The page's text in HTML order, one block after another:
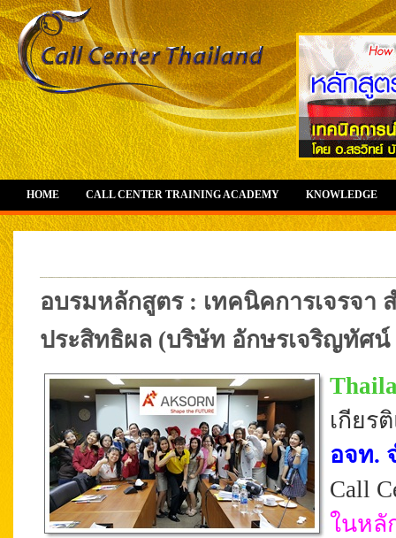
HOME CALL CENTER TRAINING ACADEMY KNOWLEDGE
อบรมหลักสูตร : เทคนิคการเจรจา
ประสิทธิผล (บริษัท อักษรเจริญทัศ
เกียร
อจท.
Call
ในหลั